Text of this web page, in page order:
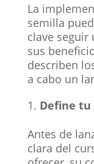
La
semilla
clave seguir
sus
describen
a cabo un
Define tu
Antes de
clara del